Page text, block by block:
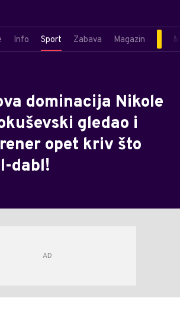
Info Sport Zabava Magazin
dominacija Nikole
gledao i
opet kriv što
dabl!